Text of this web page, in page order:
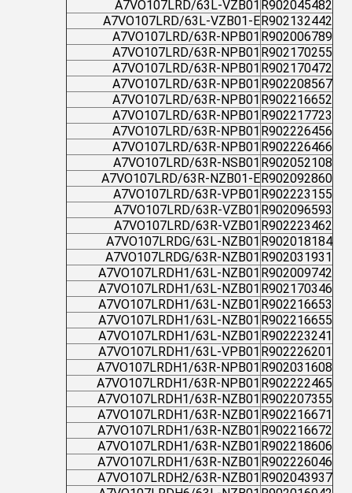
R902045482
A7VO107LRD/63L-VZB01
R902132442
A7VO107LRD/63L-VZB01-E
R902006789
A7VO107LRD/63R-NPB01
R902170255
A7VO107LRD/63R-NPB01
R902170472
A7VO107LRD/63R-NPB01
R902208567
A7VO107LRD/63R-NPB01
R902216652
A7VO107LRD/63R-NPB01
R902217723
A7VO107LRD/63R-NPB01
R902226456
A7VO107LRD/63R-NPB01
R902226466
A7VO107LRD/63R-NPB01
R902052108
A7VO107LRD/63R-NSB01
R902092860
A7VO107LRD/63R-NZB01-E
R902223155
A7VO107LRD/63R-VPB01
R902096593
A7VO107LRD/63R-VZB01
R902223462
A7VO107LRD/63R-VZB01
R902018184
A7VO107LRDG/63L-NZB01
R902031931
A7VO107LRDG/63R-NZB01
R902009742
A7VO107LRDH1/63L-NZB01
R902170346
A7VO107LRDH1/63L-NZB01
R902216653
A7VO107LRDH1/63L-NZB01
R902216655
A7VO107LRDH1/63L-NZB01
R902223241
A7VO107LRDH1/63L-NZB01
R902226201
A7VO107LRDH1/63L-VPB01
R902031608
A7VO107LRDH1/63R-NPB01
R902222465
A7VO107LRDH1/63R-NPB01
R902207355
A7VO107LRDH1/63R-NZB01
R902216671
A7VO107LRDH1/63R-NZB01
R902216672
A7VO107LRDH1/63R-NZB01
R902218606
A7VO107LRDH1/63R-NZB01
R902226046
A7VO107LRDH1/63R-NZB01
R902043937
A7VO107LRDH2/63R-NZB01